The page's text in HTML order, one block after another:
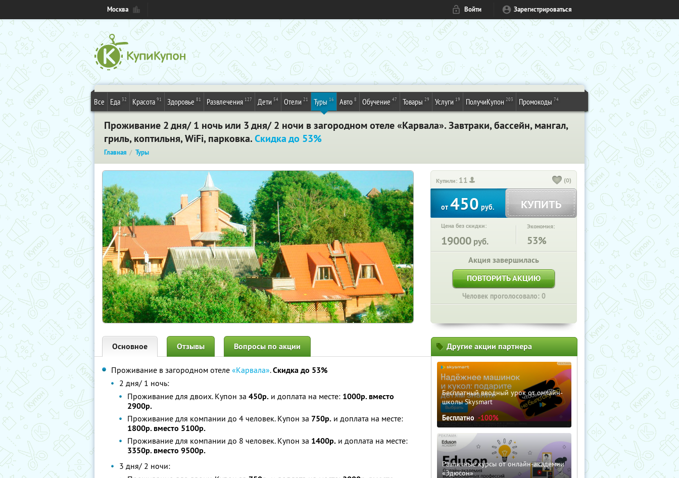
Москва Войти Зарегистрироваться
Все Еда 32 Красота 91 Здоровье 81 Развлечения 127 Дети 54 Отели 21 Туры 16 Авто 8 Обучение 47 Товары 29 Услуги 19 ПолучиКупон 203 Промокоды 74
Проживание 2 дня/ 1 ночь или 3 дня/ 2 ночи в загородном отеле «Карвала». Завтраки, бассейн, мангал,
гриль, коптильня, WiFi, парковка.Скидка до 53%
Главная Туры
Купили: 11 (0)
от450руб. КУПИТЬ
Цена без скидки:
19000 руб.
Экономия:
53%
Акция завершилась
ПОВТОРИТЬ АКЦИЮ
Человек проголосовало: 0
Основное Отзывы Вопросы по акции
Проживание в загородном отеле «Карвала».Скидка до 53%
2 дня/ 1 ночь:
Проживание для двоих. Купон за 450р. и доплата на месте: 1000р. вместо
2900р.
Проживание для компании до 4 человек. Купон за 750р. и доплата на месте:
1800р. вместо 5100р.
Проживание для компании до 8 человек. Купон за 1400р. и доплата на месте:
3350р. вместо 9500р.
3 дня/ 2 ночи:
Другие акции партнера
Бесплатный вводный урок от онлайн-
школы Skysmart
Бесплатно -100%
Различные курсы от онлайн-академии
«Эдюсон»